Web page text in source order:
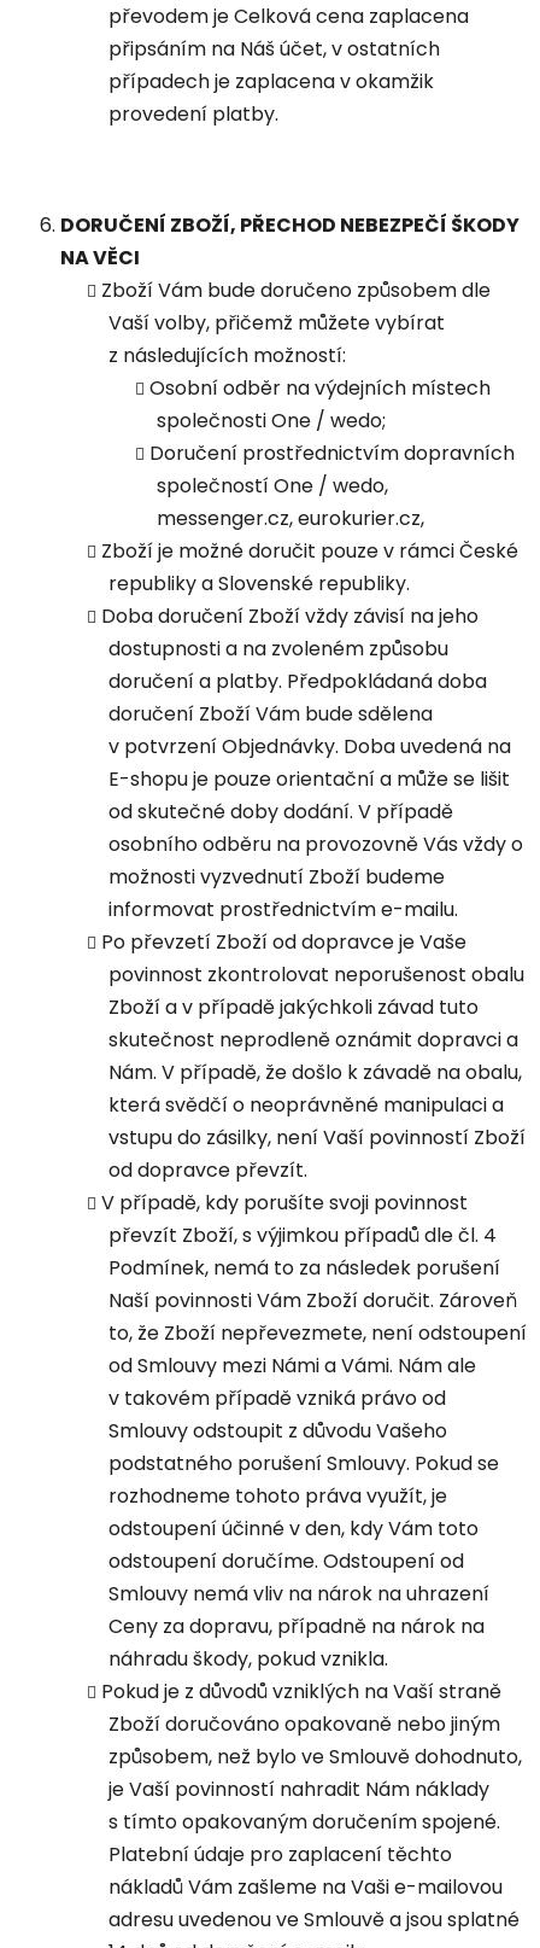
převodem je Celková cena zaplacena
připsáním na Náš účet, v ostatních
případech je zaplacena v okamžik
provedení platby.
DORUČENÍ ZBOŽÍ, PŘECHOD NEBEZPEČÍ ŠKODY
NA VĚCI
Zboží Vám bude doručeno způsobem dle
Vaší volby, přičemž můžete vybírat
z následujících možností:
Osobní odběr na výdejních místech
společnosti One / wedo;
Doručení prostřednictvím dopravních
společností One / wedo,
messenger.cz, eurokurier.cz,
Zboží je možné doručit pouze v rámci České
republiky a Slovenské republiky.
Doba doručení Zboží vždy závisí na jeho
dostupnosti a na zvoleném způsobu
doručení a platby. Předpokládaná doba
doručení Zboží Vám bude sdělena
v potvrzení Objednávky. Doba uvedená na
E-shopu je pouze orientační a může se lišit
od skutečné doby dodání. V případě
osobního odběru na provozovně Vás vždy o
možnosti vyzvednutí Zboží budeme
informovat prostřednictvím e-mailu.
Po převzetí Zboží od dopravce je Vaše
povinnost zkontrolovat neporušenost obalu
Zboží a v případě jakýchkoli závad tuto
skutečnost neprodleně oznámit dopravci a
Nám. V případě, že došlo k závadě na obalu,
která svědčí o neoprávněné manipulaci a
vstupu do zásilky, není Vaší povinností Zboží
od dopravce převzít.
V případě, kdy porušíte svoji povinnost
převzít Zboží, s výjimkou případů dle čl. 4
Podmínek, nemá to za následek porušení
Naší povinnosti Vám Zboží doručit. Zároveň
to, že Zboží nepřevezmete, není odstoupení
od Smlouvy mezi Námi a Vámi. Nám ale
v takovém případě vzniká právo od
Smlouvy odstoupit z důvodu Vašeho
podstatného porušení Smlouvy. Pokud se
rozhodneme tohoto práva využít, je
odstoupení účinné v den, kdy Vám toto
odstoupení doručíme. Odstoupení od
Smlouvy nemá vliv na nárok na uhrazení
Ceny za dopravu, případně na nárok na
náhradu škody, pokud vznikla.
Pokud je z důvodů vzniklých na Vaší straně
Zboží doručováno opakovaně nebo jiným
způsobem, než bylo ve Smlouvě dohodnuto,
je Vaší povinností nahradit Nám náklady
s tímto opakovaným doručením spojené.
Platební údaje pro zaplacení těchto
nákladů Vám zašleme na Vaši e-mailovou
adresu uvedenou ve Smlouvě a jsou splatné